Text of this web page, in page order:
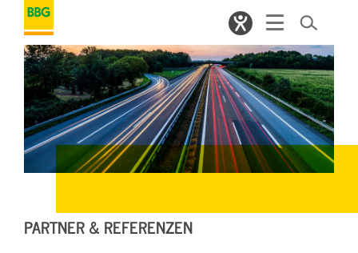
PARTNER & REFERENZEN